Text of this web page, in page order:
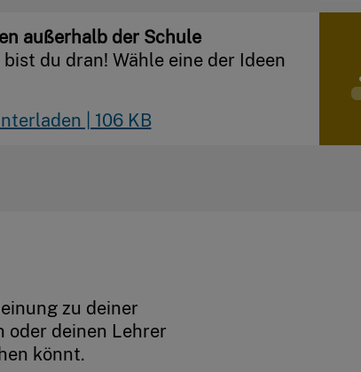
außerhalb der Schule
bist du dran! Wähle eine der Ideen
| 106 KB
zu deiner
oder deinen Lehrer
könnt.